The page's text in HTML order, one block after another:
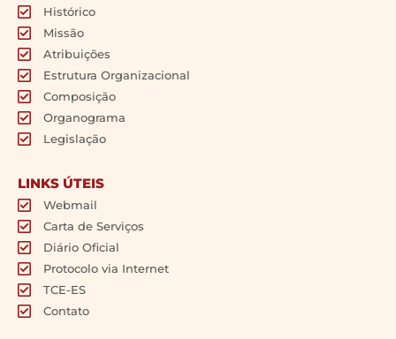
Histórico
Missão
Atribuições
Estrutura Organizacional
Composição
Organograma
Legislação
LINKS ÚTEIS
Webmail
Carta de Serviços
Diário Oficial
Protocolo via Internet
TCE-ES
Contato